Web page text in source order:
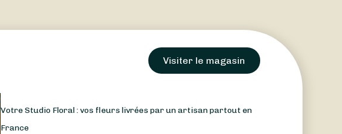
Visiter le magasin
Votre Studio Floral : vos fleurs livrées par un artisan partout en
France